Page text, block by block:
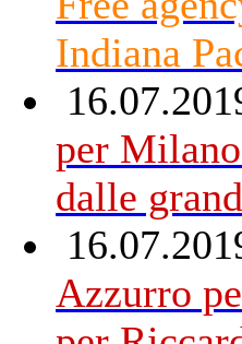
Indiana
per
dalle
Azzurro